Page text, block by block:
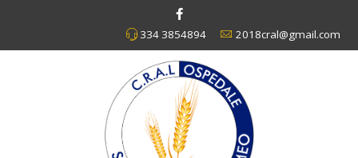
334 3854894 2018cral@gmail.com